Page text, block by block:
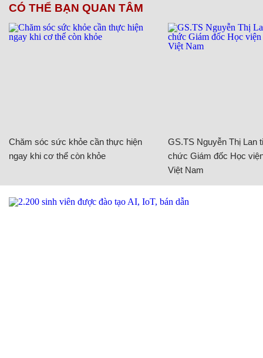
CÓ THỂ BẠN QUAN TÂM
Chăm sóc sức khỏe cần thực hiện
ngay khi cơ thể còn khỏe
GS.TS Nguyễn Thị Lan
chức Giám đốc Học
Việt Nam